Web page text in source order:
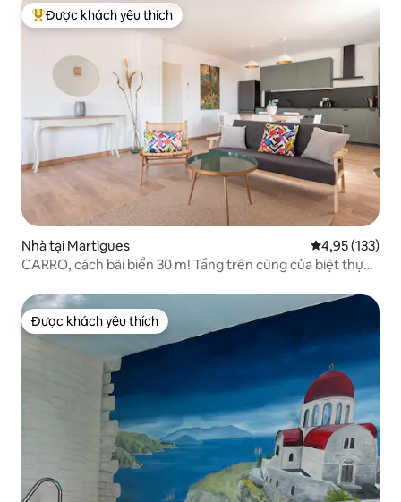
Được khách yêu thích nhất
Được khách yêu thích
Nhà tại Martigues Xếp hạng
4,95 (133)
CARRO, cách bãi biển 30 m! Tầng trên cùng của biệt thự
Được khách yêu thích
Được khách yêu thích